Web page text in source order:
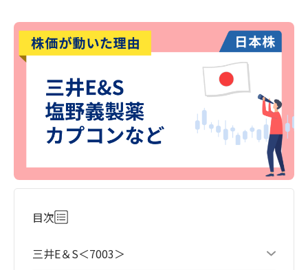
目次
三井E＆S＜7003＞